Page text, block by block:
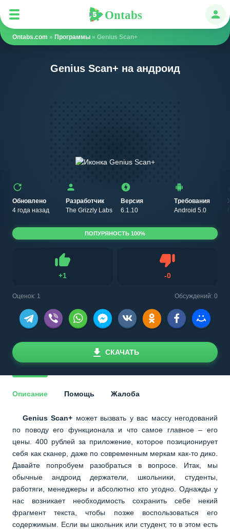
Ontabs
Ontabs.com » Программы » Genius Scan+
Genius Scan+ на андроид
Обновлено
4 года назад
Разработчик
The Grizzly Labs
Версия
6.1.10
Требования
Android 5.0
+1
Нравится
-0Не нравится
Оценок: 1 Обсуждений: 0
ПОПУРЯНОСТЬ 100%
СКАЧАТЬ
Описание Помощь Жалоба
Genius Scan+ может вызвать у вас массу негодований
по поводу его функционала и что самое главное – его
цены. 400 рублей за приложение, которое позиционирует
себя как сканер, даже по современным меркам как-то дико.
Давайте попробуем разобраться в вопросе. Итак, мы
обычные андроид держатели, школьники, студенты,
работяги, менеджеры и абсолютно кто угодно. Однажды у
нас возникает необходимость сохранить себе некий
фрагмент текста, чтобы позже воспользоваться его
содержимым. Если вы школьник или студент, то в этом есть